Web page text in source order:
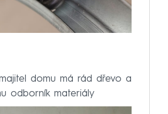
domu má rád dřevo a
odborník materiály